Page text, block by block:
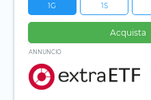
1G 1S
Acquista
ANNUNCIO